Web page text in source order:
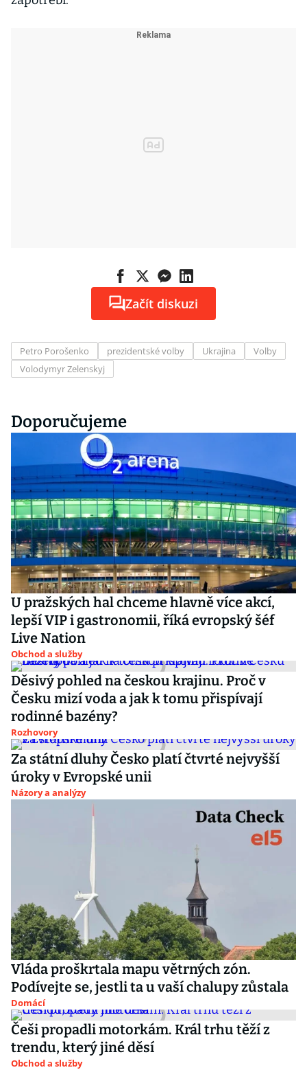
Začít diskuzi
Petro Porošenko prezidentské volby Ukrajina
Volby
Volodymyr Zelenskyj
Doporučujeme
U pražských hal chceme hlavně více akcí,
lepší VIP i gastronomii, říká evropský šéf
Live Nation
Obchod a služby
Děsivý pohled na českou krajinu. Proč v
Česku mizí voda a jak k tomu přispívají
rodinné bazény?
Rozhovory
Za státní dluhy Česko platí čtvrté nejvyšší
úroky v Evropské unii
Názory a analýzy
Vláda proškrtala mapu větrných zón.
Podívejte se, jestli ta u vaší chalupy zůstala
Domácí
Češi propadli motorkám. Král trhu těží z
trendu, který jiné děsí
Obchod a služby